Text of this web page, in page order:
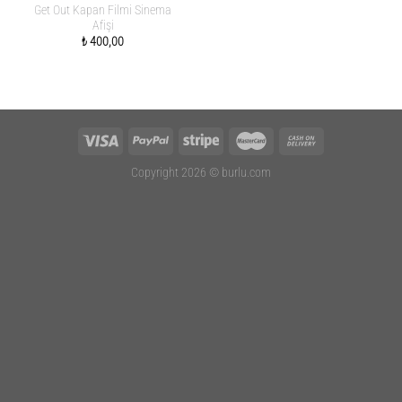
Get Out Kapan Filmi Sinema
Afişi
₺400,00
Copyright 2026 © burlu.com